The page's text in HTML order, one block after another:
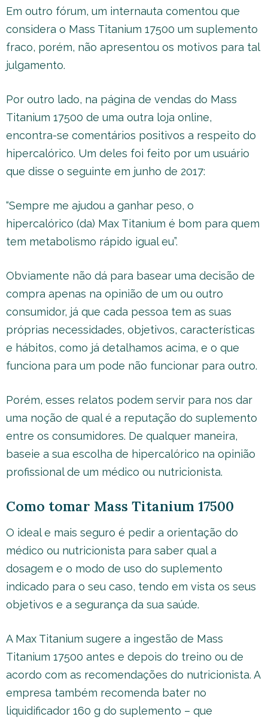
Em outro fórum, um internauta comentou que
considera o Mass Titanium 17500 um suplemento
fraco, porém, não apresentou os motivos para tal
julgamento.
Por outro lado, na página de vendas do Mass
Titanium 17500 de uma outra loja online,
encontra-se comentários positivos a respeito do
hipercalórico. Um deles foi feito por um usuário
que disse o seguinte em junho de 2017:
“Sempre me ajudou a ganhar peso, o
hipercalórico (da) Max Titanium é bom para quem
tem metabolismo rápido igual eu”.
Obviamente não dá para basear uma decisão de
compra apenas na opinião de um ou outro
consumidor, já que cada pessoa tem as suas
próprias necessidades, objetivos, características
e hábitos, como já detalhamos acima, e o que
funciona para um pode não funcionar para outro.
Porém, esses relatos podem servir para nos dar
uma noção de qual é a reputação do suplemento
entre os consumidores. De qualquer maneira,
baseie a sua escolha de hipercalórico na opinião
profissional de um médico ou nutricionista.
Como tomar Mass Titanium 17500
O ideal e mais seguro é pedir a orientação do
médico ou nutricionista para saber qual a
dosagem e o modo de uso do suplemento
indicado para o seu caso, tendo em vista os seus
objetivos e a segurança da sua saúde.
A Max Titanium sugere a ingestão de Mass
Titanium 17500 antes e depois do treino ou de
acordo com as recomendações do nutricionista. A
empresa também recomenda bater no
liquidificador 160 g do suplemento – que